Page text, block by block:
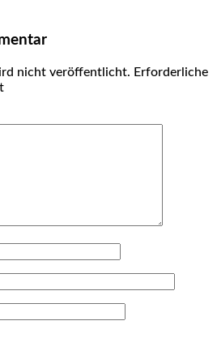
nicht veröffentlicht. Erforderliche